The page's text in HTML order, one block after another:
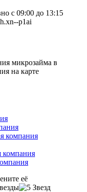
с 09:00 до 13:15
p1ai
микрозайма в
на карте
компания
компания
её